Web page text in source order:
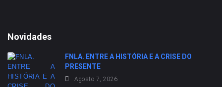
Novidades
FNLA. ENTRE A HISTÓRIA E A CRISE DO
PRESENTE
Agosto 7, 2026